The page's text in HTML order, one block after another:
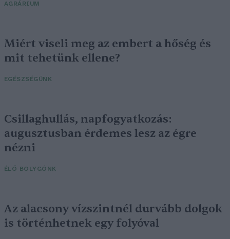
AGRÁRIUM
Miért viseli meg az embert a hőség és
mit tehetünk ellene?
EGÉSZSÉGÜNK
Csillaghullás, napfogyatkozás:
augusztusban érdemes lesz az égre
nézni
ÉLŐ BOLYGÓNK
Az alacsony vízszintnél durvább dolgok
is történhetnek egy folyóval